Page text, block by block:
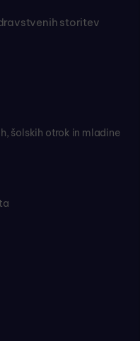
storitev
šolskih otrok in mladine